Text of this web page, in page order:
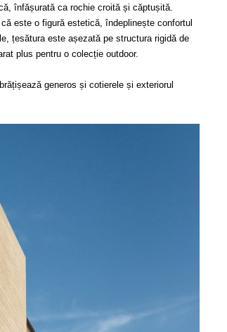
înfășurată ca rochie croită și căptușită.
este o figură estetică, îndeplinește confortul
țesătura este așezată pe structura rigidă de
plus pentru o colecție outdoor.
generos și cotierele și exteriorul